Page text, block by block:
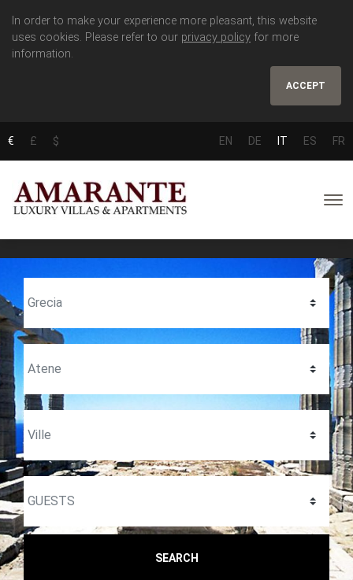
In order to make your experience more pleasant, this website
uses cookies. Please refer to our privacy policy for more
information.
ACCEPT
€ £ $ EN DE IT ES FR
SEARCH